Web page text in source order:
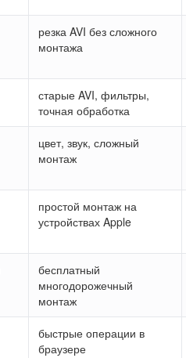
резка AVI без сложного
монтажа
старые AVI, фильтры,
точная обработка
цвет, звук, сложный
монтаж
простой монтаж на
устройствах Apple
бесплатный
многодорожечный
монтаж
быстрые операции в
браузере